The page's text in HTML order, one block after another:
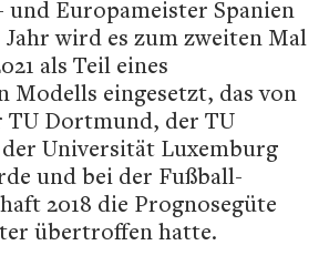
und Europameister Spanien
wird es zum zweiten Mal
als Teil eines
Modells eingesetzt, das von
TU Dortmund, der TU
Universität Luxemburg
und bei der Fußball-
2018 die Prognosegüte
übertroffen hatte.